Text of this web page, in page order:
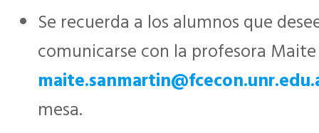
Se recuerda a los alumnos que
comunicarse con la profesora
mesa.